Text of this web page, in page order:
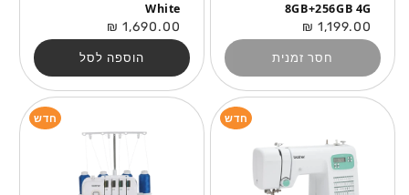
8GB+256GB 4G
מחיר
רגיל
1,199.00 ₪
חסר זמנית
White
מחיר
רגיל
1,690.00 ₪
הוספה לסל
חדש חדש